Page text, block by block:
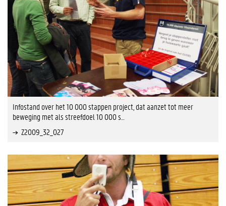
Infostand over het 10 000 stappen project, dat aanzet tot meer
beweging met als streefdoel 10 000 s…
Z2009_32_027